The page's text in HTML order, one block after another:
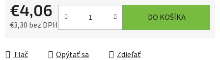
€4,06
€3,30 bez DPH
DO KOŠÍKA
Tlač Opýtať sa Zdieľať